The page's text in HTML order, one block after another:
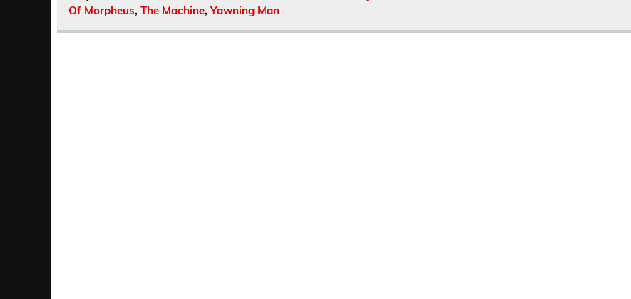
Of Morpheus, The Machine,Yawning Man